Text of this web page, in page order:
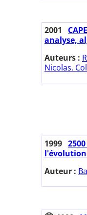
2001
analyse,
Auteurs :
Nicolas.
1999
l'évolution
Auteur :